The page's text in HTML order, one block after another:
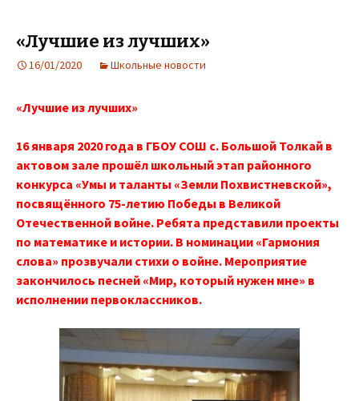
«Лучшие из лучших»
16/01/2020 Школьные новости
«Лучшие из лучших»
16 января 2020 года в ГБОУ СОШ с. Большой Толкай в
актовом зале прошёл школьный этап районного
конкурса «Умы и таланты «Земли Похвистневской»,
посвящённого 75-летию Победы в Великой
Отечественной войне. Ребята представили проекты
по математике и истории. В номинации «Гармония
слова» прозвучали стихи о войне. Мероприятие
закончилось песней «Мир, который нужен мне» в
исполнении первоклассников.